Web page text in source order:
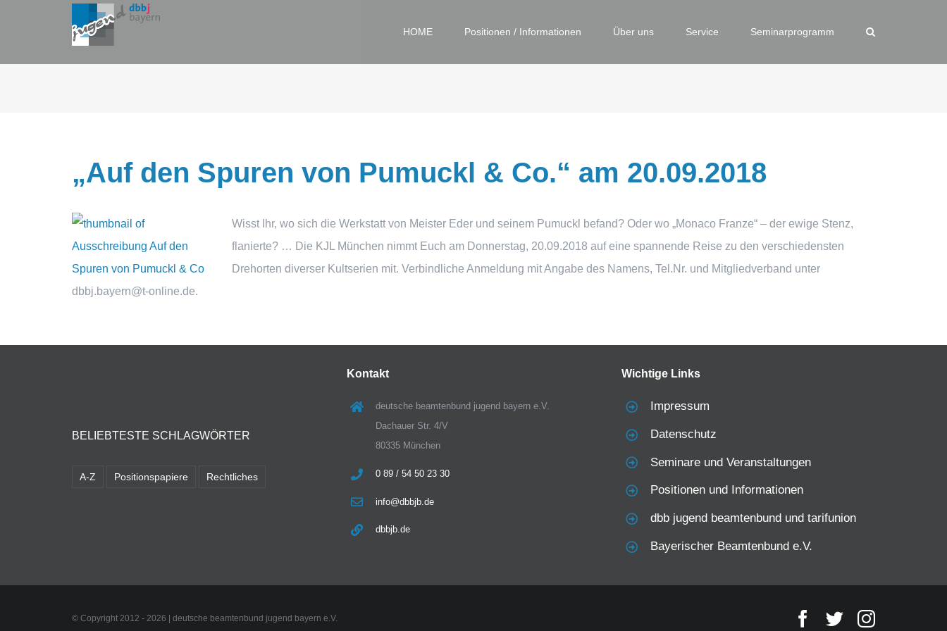
HOME Positionen / Informationen Über uns Service Seminarprogramm
„Auf den Spuren von Pumuckl & Co.“ am 20.09.2018
Wisst Ihr, wo sich die Werkstatt von Meister Eder und seinem Pumuckl befand? Oder wo „Monaco Franze“ – der ewige Stenz,
flanierte? … Die KJL München nimmt Euch am Donnerstag, 20.09.2018 auf eine spannende Reise zu den verschiedensten
Drehorten diverser Kultserien mit. Verbindliche Anmeldung mit Angabe des Namens, Tel.Nr. und Mitgliedverband unter
dbbj.bayern@t-online.de.
BELIEBTESTE SCHLAGWÖRTER
A-Z Positionspapiere Rechtliches
Kontakt
deutsche beamtenbund jugend bayern e.V.
Dachauer Str. 4/V
80335 München
0 89 / 54 50 23 30
info@dbbjb.de
dbbjb.de
Wichtige Links
Impressum
Datenschutz
Seminare und Veranstaltungen
Positionen und Informationen
dbb jugend beamtenbund und tarifunion
Bayerischer Beamtenbund e.V.
© Copyright 2012 - 2026 | deutsche beamtenbund jugend bayern e.V. Facebook
TwitterInstagram